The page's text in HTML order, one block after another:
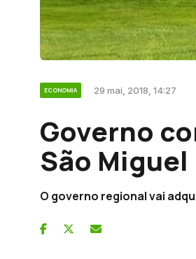
ECONOMIA 29 mai, 2018, 14:27
Governo
São Miguel
O governo regional vai